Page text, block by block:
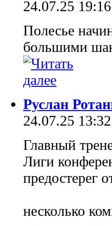
24.07.25 19:16
Полесье
большими
Руслан
24.07.25 13:32
Главный
Лиги
предостерег
несколько